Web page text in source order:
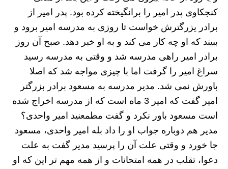
کنجکاوی پدر امیر را برانگیخته کرده بود. پدر امیر از
برادر یزرگترش خواست تا روزی به مدرسه امیر برود و
ببیند که او چه کار می کند و به او خبر دهد. صبح آن روز
برادر امیر راهی مدرسه شد و وقتی به مدرسه رسید
سراغ امیر را گرفت اما با چیزی مواجه شد که اصلا
باورش نمی شد. مدیر مدرسه به مسعود برادر بزرگتر
امیر گفت که امیر 3 ماه است که از مدرسه اخراج شده
است مسعود باور نکرد و گفت مطمعنید امیر واحدی؟
مدیر هم دوباره جواب او را داد بله امیر واحدی، مسعود
جا خورد و وقتی علت آن را پرسید مدیر گفت به علت
دعوا، تقلب در همه امتحانات و از همه مهم تر این که او